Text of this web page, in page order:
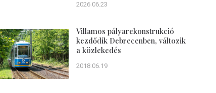
2026.06.23
Villamos pályarekonstrukció
kezdődik Debrecenben, változik
a közlekedés
2018.06.19